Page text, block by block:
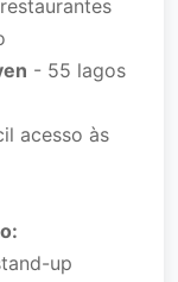
- 55 lagos
acesso às
up